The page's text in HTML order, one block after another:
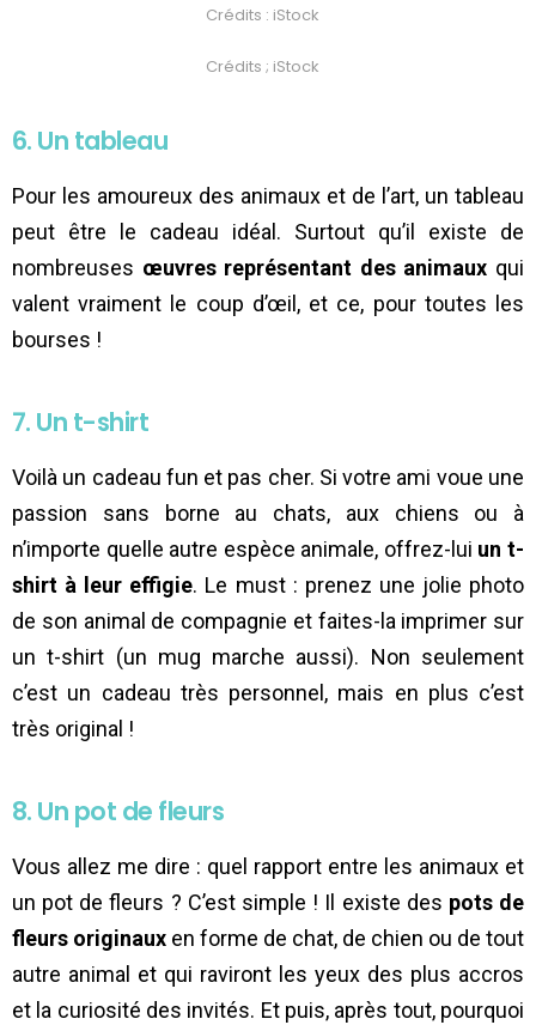
Crédits : iStock
Crédits ; iStock
6. Un tableau
Pour les amoureux des animaux et de l’art, un tableau
peut être le cadeau idéal. Surtout qu’il existe de
nombreuses œuvres représentant des animaux qui
valent vraiment le coup d’œil, et ce, pour toutes les
bourses !
7. Un t-shirt
Voilà un cadeau fun et pas cher. Si votre ami voue une
passion sans borne au chats, aux chiens ou à
n’importe quelle autre espèce animale, offrez-lui un t-
shirt à leur effigie. Le must : prenez une jolie photo
de son animal de compagnie et faites-la imprimer sur
un t-shirt (un mug marche aussi). Non seulement
c’est un cadeau très personnel, mais en plus c’est
très original !
8. Un pot de fleurs
Vous allez me dire : quel rapport entre les animaux et
un pot de fleurs ? C’est simple ! Il existe des pots de
fleurs originaux en forme de chat, de chien ou de tout
autre animal et qui raviront les yeux des plus accros
et la curiosité des invités. Et puis, après tout, pourquoi